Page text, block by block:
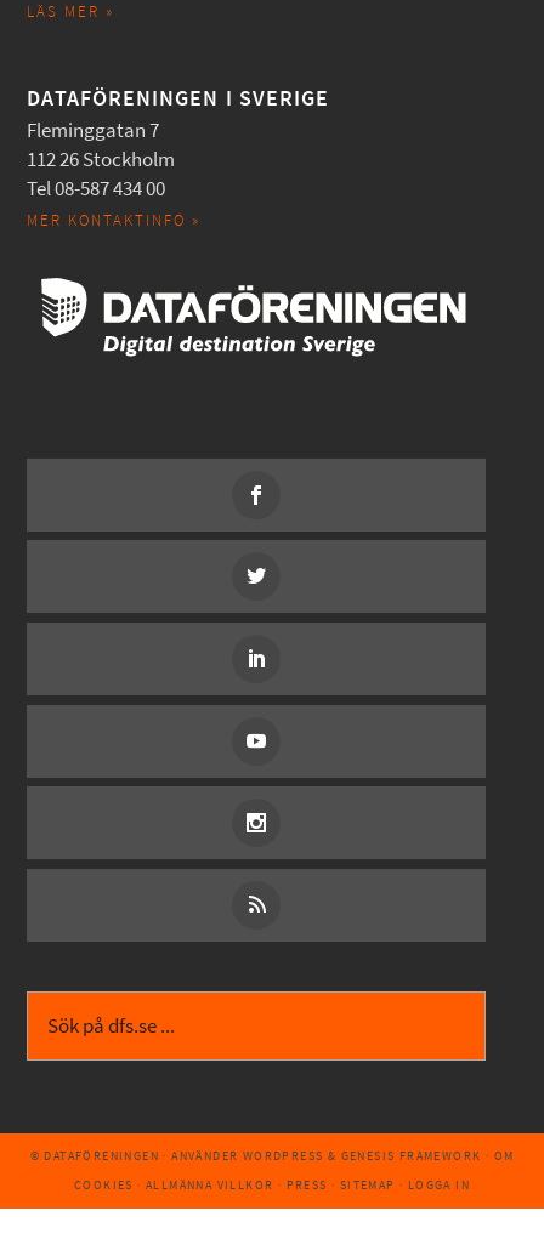
LÄS MER »
DATAFÖRENINGEN I SVERIGE
Fleminggatan 7
112 26 Stockholm
Tel 08-587 434 00
MER KONTAKTINFO »
© DATAFÖRENINGEN · ANVÄNDER WORDPRESS & GENESIS FRAMEWORK · OM
COOKIES · ALLMÄNNA VILLKOR · PRESS · SITEMAP · LOGGA IN